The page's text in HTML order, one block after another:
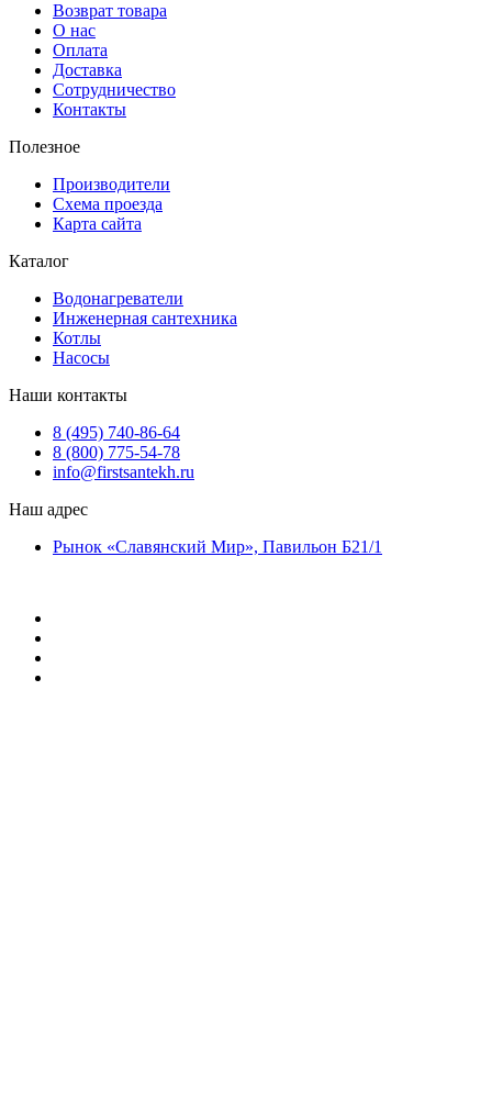
Возврат товара
О нас
Оплата
Доставка
Сотрудничество
Контакты
Полезное
Производители
Схема проезда
Карта сайта
Каталог
Водонагреватели
Инженерная сантехника
Котлы
Насосы
Наши контакты
8 (495) 740-86-64
8 (800) 775-54-78
info@firstsantekh.ru
Наш адрес
Рынок «Славянский Мир», Павильон Б21/1